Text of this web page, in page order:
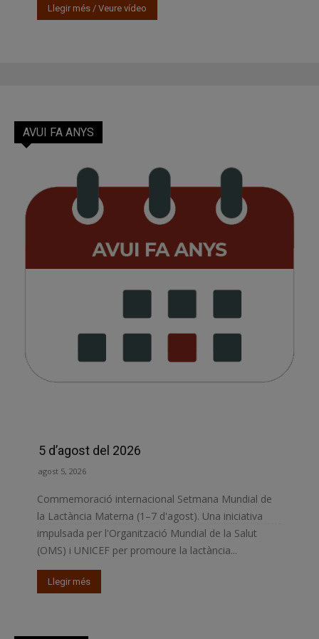
Llegir més / Veure vídeo
AVUI FA ANYS
5 d’agost del 2026
agost 5, 2026
Commemoració internacional Setmana Mundial de
la Lactància Materna (1–7 d'agost). Una iniciativa
impulsada per l'Organització Mundial de la Salut
(OMS) i UNICEF per promoure la lactància...
Llegir més